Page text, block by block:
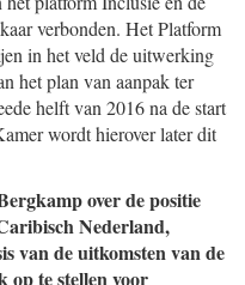
verbonden. Het Platform
in het veld de uitwerking
het plan van aanpak ter
helft van 2016 na de start
wordt hierover later dit
over de positie
Nederland,
van de uitkomsten van de
op te stellen voor